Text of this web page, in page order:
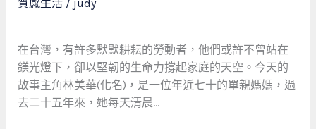
位
媽
媽
的
轉
質感生活/ judy
在台灣，有許多默默耕耘的勞動者，他們或許不曾站在
鎂光燈下，卻以堅韌的生命力撐起家庭的天空。今天的
故事主角林美華(化名)，是一位年近七十的單親媽媽，過
去二十五年來，她每天清晨…
重
生：
一
位